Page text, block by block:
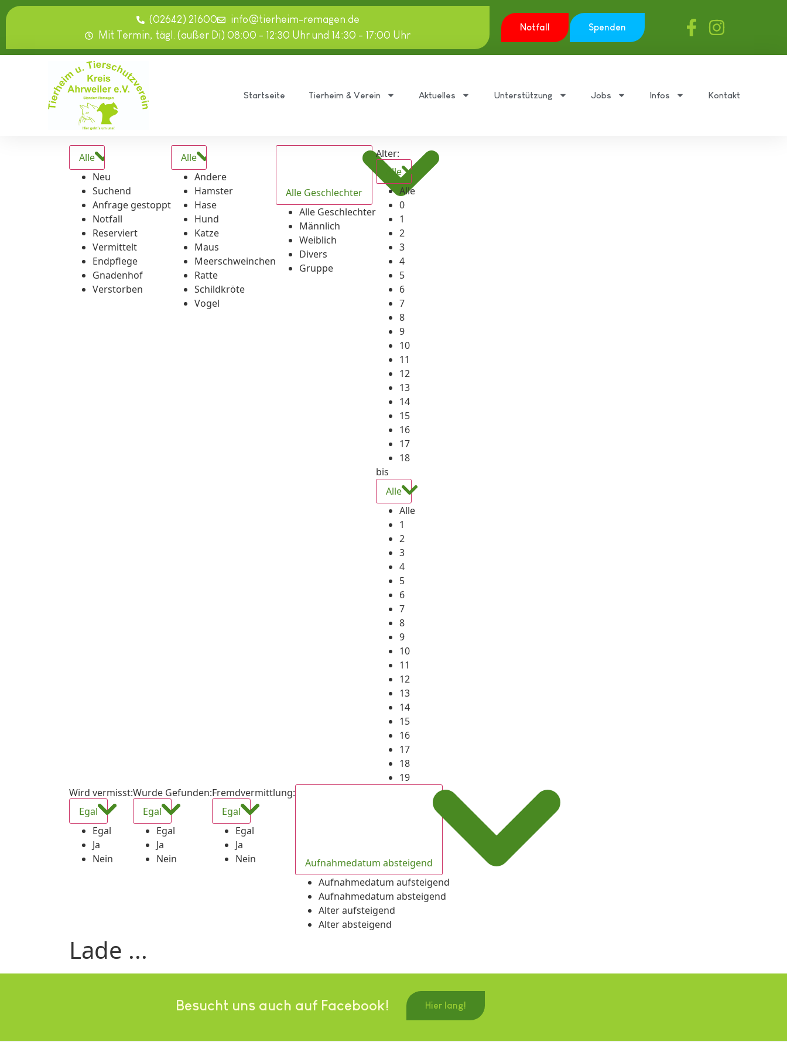
springen
(02642) 21600
info@tierheim-remagen.de
Mit Termin, tägl. (außer Di) 08:00 - 12:30 Uhr und 14:30 - 17:00 Uhr
Notfall Spenden
Startseite Tierheim & Verein Aktuelles Unterstützung Jobs Infos Kontakt
Alle
Neu
Suchend
Anfrage gestoppt
Notfall
Reserviert
Vermittelt
Endpflege
Gnadenhof
Verstorben
Alle
Andere
Hamster
Hase
Hund
Katze
Maus
Meerschweinchen
Ratte
Schildkröte
Vogel
Alle Geschlechter
Alle Geschlechter
Männlich
Weiblich
Divers
Gruppe
Alter:
Alle
Alle
0
1
2
3
4
5
6
7
8
9
10
11
12
13
14
15
16
17
18
bis
Alle
Alle
1
2
3
4
5
6
7
8
9
10
11
12
13
14
15
16
17
18
19
Wird vermisst:
Egal
Egal
Ja
Nein
Wurde Gefunden:
Egal
Egal
Ja
Nein
Fremdvermittlung:
Egal
Egal
Ja
Nein
Aufnahmedatum absteigend
Aufnahmedatum aufsteigend
Aufnahmedatum absteigend
Alter aufsteigend
Alter absteigend
Lade ...
Besucht uns auch auf Facebook! Hier lang!